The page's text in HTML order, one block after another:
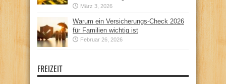
März 3, 2026
Warum ein Versicherungs-Check 2026
für Familien wichtig ist
Februar 26, 2026
FREIZEIT